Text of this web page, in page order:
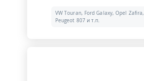
VW Touran, Ford Galaxy, Opel Zafira,
Peugeot 807 и т.п.